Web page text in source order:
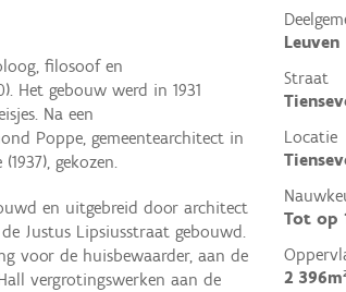
Leuven
Straat
Locatie
Tot op
2
filosoof en
Het gebouw werd in 1931
Na een
Poppe, gemeentearchitect in
gekozen.
en uitgebreid door architect
Justus Lipsiusstraat gebouwd.
voor de huisbewaarder, aan de
vergrotingswerken aan de